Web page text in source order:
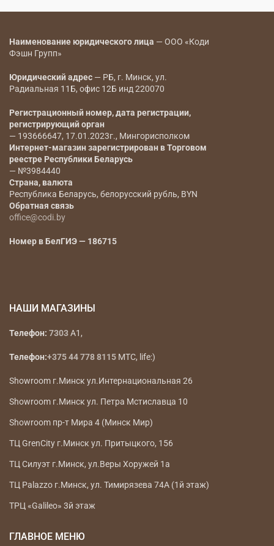
Наименование юридического лица — ООО «Коди
Фэшн Групп»
Юридический адрес — РБ, г. Минск, ул.
Радиальная 11Б, офис 12Б инд 220070
Регистрационный номер, дата регистрации,
регистрирующий орган
— 193666647, 17.01.2023г., Мингорисполком
Интернет-магазин зарегистрирован в Торговом
реестре Республики Беларусь
— №3984440
Страна, валюта
Республика Беларусь, белорусский рубль, BYN
Обратная связь
office@codi.by
Номер в БелГИЭ — 186715
НАШИ МАГАЗИНЫ
Телефон: 7303A1,
Телефон:+375 44 778 8115 МТС, life:)
Showroom г.Минск ул.Интернациональная 26
Showroom г.Минск ул. Петра Мстиславца 10
Showroom пр-т Мира 4 (Минск Мир)
ТЦ GrenCity г.Минск ул. Притыцкого, 156
ТЦ Силуэт г.Минск, ул.Веры Хоружей 1а
ТЦ Palazzo г.Минск, ул. Тимирязева 74А (1й этаж)
ТРЦ «Galileo» 3й этаж
ГЛАВНОЕ МЕНЮ